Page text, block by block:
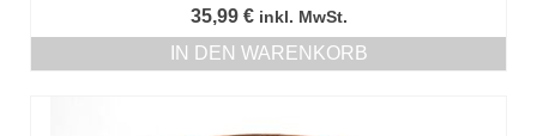
35,99 € inkl. MwSt.
IN DEN WARENKORB